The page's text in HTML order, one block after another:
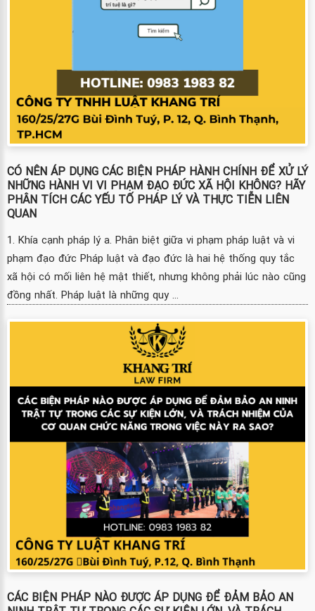
CÓ NÊN ÁP DỤNG CÁC BIỆN PHÁP HÀNH CHÍNH ĐỂ XỬ LÝ
NHỮNG HÀNH VI VI PHẠM ĐẠO ĐỨC XÃ HỘI KHÔNG? HÃY
PHÂN TÍCH CÁC YẾU TỐ PHÁP LÝ VÀ THỰC TIỄN LIÊN
QUAN
1. Khía cạnh pháp lý a. Phân biệt giữa vi phạm pháp luật và vi
phạm đạo đức Pháp luật và đạo đức là hai hệ thống quy tắc
xã hội có mối liên hệ mật thiết, nhưng không phải lúc nào cũng
đồng nhất. Pháp luật là những quy ...
CÁC BIỆN PHÁP NÀO ĐƯỢC ÁP DỤNG ĐỂ ĐẢM BẢO AN